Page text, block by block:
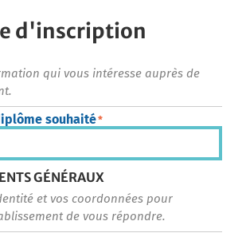
d'inscription
qui vous intéresse auprès de
souhaité*
GÉNÉRAUX
et vos coordonnées pour
de vous répondre.